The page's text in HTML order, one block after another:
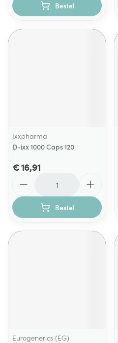
Bestel
Ixxpharma
D-ixx 1000 Caps 120
€ 16,91
Bestel
Eurogenerics (EG)